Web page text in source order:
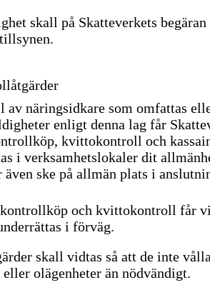
skall på Skatteverkets
av näringsidkare som omfattas
enligt denna lag får
kvittokontroll och
i verksamhetslokaler dit
ske på allmän plats i
och kvittokontroll får
i förväg.
skall vidtas så att de inte
olägenheter än nödvändigt.